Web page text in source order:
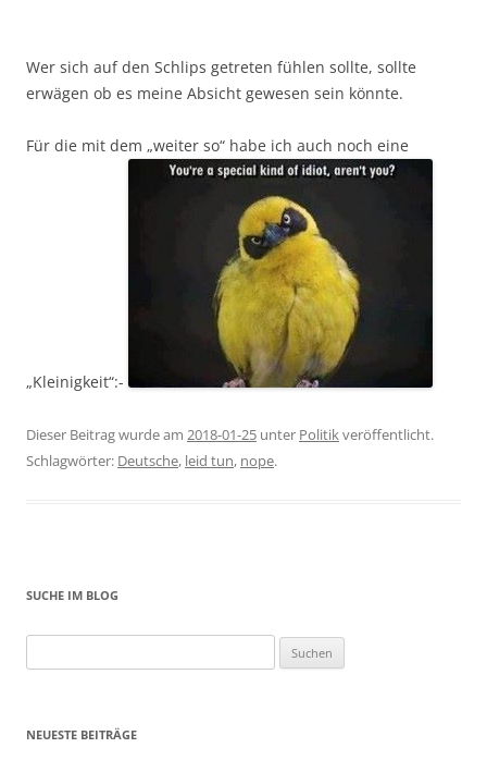
Wer sich auf den Schlips getreten fühlen sollte, sollte
erwägen ob es meine Absicht gewesen sein könnte.
Für die mit dem „weiter so“ habe ich auch noch eine
„Kleinigkeit“:-
Dieser Beitrag wurde am 2018-01-25 unter Politikveröffentlicht.
Schlagwörter: Deutsche, leid tun, nope.
SUCHE IM BLOG
nach:
NEUESTE BEITRÄGE